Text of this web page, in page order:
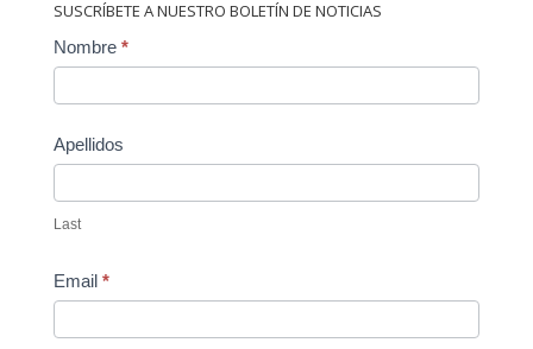
SUSCRÍBETE A NUESTRO BOLETÍN DE NOTICIAS
Contact
Nombre *
Apellidos
Last
Email *